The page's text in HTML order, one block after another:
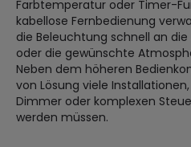
Farbtemperatur oder Timer-
kabellose Fernbedienung
die Beleuchtung schnell an
oder die gewünschte
Neben dem höheren
von Lösung viele
Dimmer oder komplexen
werden müssen.